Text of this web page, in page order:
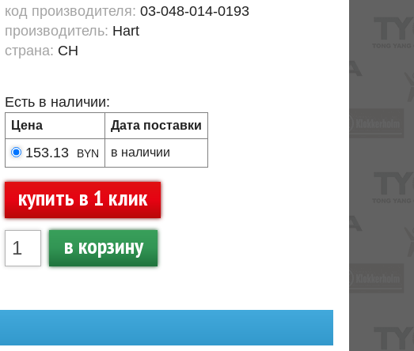
код производителя: 03-048-014-0193
производитель: Hart
страна: CH
Есть в наличии:
Цена Дата поставки
153.13 BYN в наличии
купить в 1 клик
в корзину